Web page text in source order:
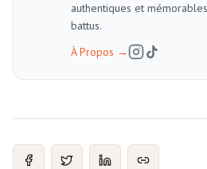
authentiques et
battus.
À Propos →